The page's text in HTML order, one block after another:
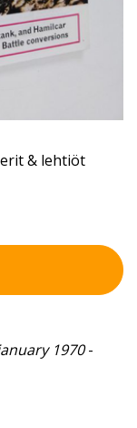
& lehtiöt
1970-